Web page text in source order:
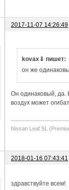
2017-11-07 14:26:49
kovax⇓ пишет:
он же
Он одинаковый, да.
воздух может
Nissan Leaf SL
2018-01-16 07:43:41
здравствуйте всем!